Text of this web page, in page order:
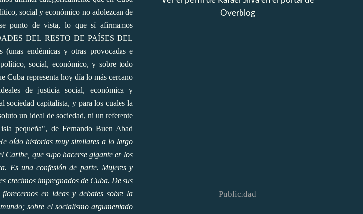
social y económico no adolezcan de
punto de vista, lo que sí afirmamos
DEL RESTO DE PAÍSES DEL
endémicas y otras provocadas e
social, económico, y sobre todo
Cuba representa hoy día lo más cercano
de justicia social, económica y
sociedad capitalista, y para los cuales la
un ideal de sociedad, ni un referente
pequeña", de Fernando Buen Abad
oído historias muy similares a lo largo
Caribe, que supo hacerse gigante en los
Es una confesión de parte. Mujeres y
crecimos impregnados de Cuba. De sus
en ideas y debates sobre la
sobre el socialismo argumentado
Overblog
Publicidad